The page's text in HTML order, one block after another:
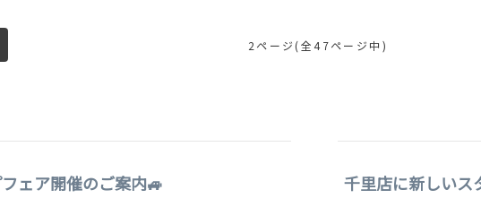
2ページ(全47ページ中)
ェア開催のご案内🚙 千里店に新しいス